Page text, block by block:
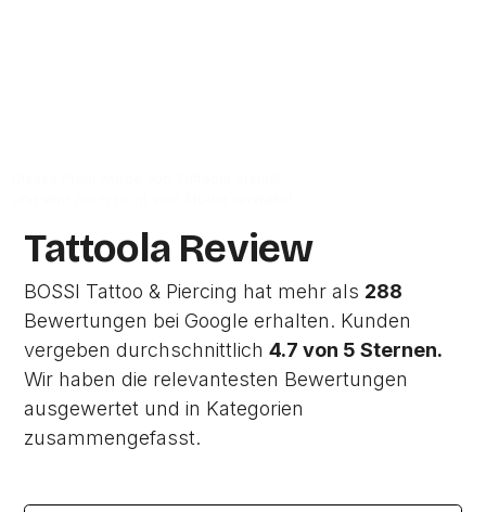
Tattoola Review
BOSSI Tattoo & Piercing hat mehr als 288
Bewertungen bei Google erhalten. Kunden
vergeben durchschnittlich4.7 von 5 Sternen.
Wir haben die relevantesten Bewertungen
ausgewertet und in Kategorien
zusammengefasst.